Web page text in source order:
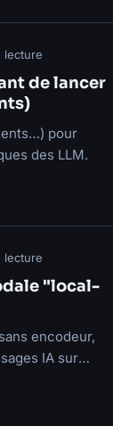
lecture
de lancer
pour
des LLM.
lecture
"local-
encodeur,
IA sur